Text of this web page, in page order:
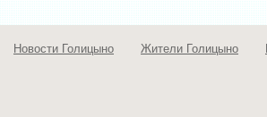
Новости Голицыно Жители Голицыно